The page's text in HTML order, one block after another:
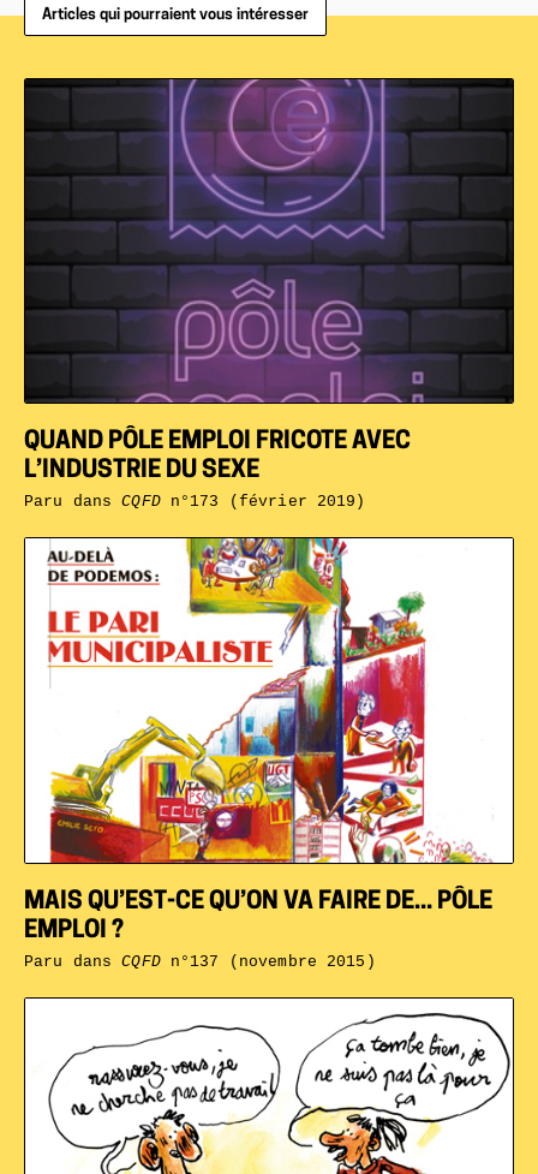
Articles qui pourraient vous intéresser
MAIS QU’EST-CE QU’ON VA FAIRE DE... PÔLE
EMPLOI ?
Paru dansCQFDn°137 (novembre 2015)
QUAND PÔLE EMPLOI FRICOTE AVEC
L’INDUSTRIE DU SEXE
Paru dansCQFDn°173 (février 2019)